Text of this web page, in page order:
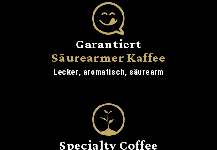
Garantiert
Säurearmer Kaffee
Lecker, aromatisch, säurearm
Specialty Coffee